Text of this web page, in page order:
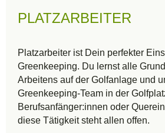
PLATZARBEITER
Platzarbeiter ist Dein perfekter
Greenkeeping. Du lernst alle
Arbeitens auf der Golfanlage und
Greenkeeping-Team in der
Berufsanfänger:innen oder
diese Tätigkeit steht allen offen.